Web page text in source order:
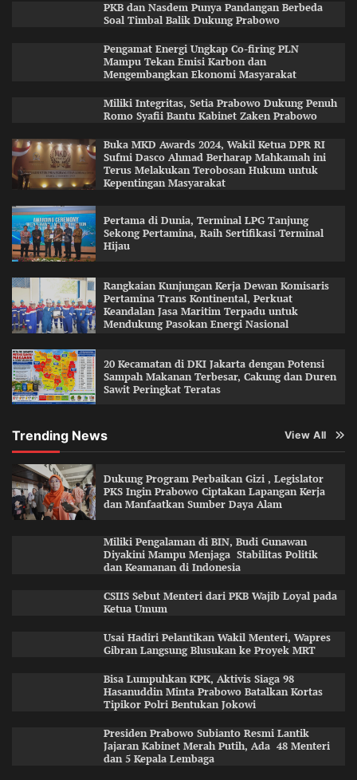
PKB dan Nasdem Punya Pandangan Berbeda
Soal Timbal Balik Dukung Prabowo
Pengamat Energi Ungkap Co-firing PLN
Mampu Tekan Emisi Karbon dan
Mengembangkan Ekonomi Masyarakat
Miliki Integritas, Setia Prabowo Dukung Penuh
Romo Syafii Bantu Kabinet Zaken Prabowo
Buka MKD Awards 2024, Wakil Ketua DPR RI
Sufmi Dasco Ahmad Berharap Mahkamah ini
Terus Melakukan Terobosan Hukum untuk
Kepentingan Masyarakat
Pertama di Dunia, Terminal LPG Tanjung
Sekong Pertamina, Raih Sertifikasi Terminal
Hijau
Rangkaian Kunjungan Kerja Dewan Komisaris
Pertamina Trans Kontinental, Perkuat
Keandalan Jasa Maritim Terpadu untuk
Mendukung Pasokan Energi Nasional
20 Kecamatan di DKI Jakarta dengan Potensi
Sampah Makanan Terbesar, Cakung dan Duren
Sawit Peringkat Teratas
Trending News View All
Dukung Program Perbaikan Gizi , Legislator
PKS Ingin Prabowo Ciptakan Lapangan Kerja
dan Manfaatkan Sumber Daya Alam
Miliki Pengalaman di BIN, Budi Gunawan
Diyakini Mampu Menjaga Stabilitas Politik
dan Keamanan di Indonesia
CSIIS Sebut Menteri dari PKB Wajib Loyal pada
Ketua Umum
Usai Hadiri Pelantikan Wakil Menteri, Wapres
Gibran Langsung Blusukan ke Proyek MRT
Bisa Lumpuhkan KPK, Aktivis Siaga 98
Hasanuddin Minta Prabowo Batalkan Kortas
Tipikor Polri Bentukan Jokowi
Presiden Prabowo Subianto Resmi Lantik
Jajaran Kabinet Merah Putih, Ada 48 Menteri
dan 5 Kepala Lembaga